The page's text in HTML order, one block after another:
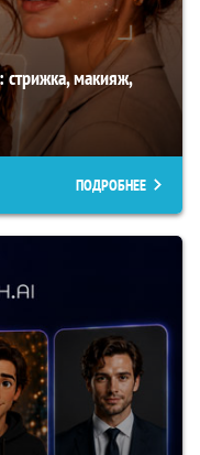
стрижка, макияж,
ПОДРОБНЕЕ